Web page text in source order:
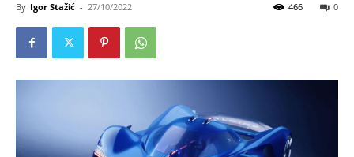
By Igor Stažić - 27/10/2022 0
466